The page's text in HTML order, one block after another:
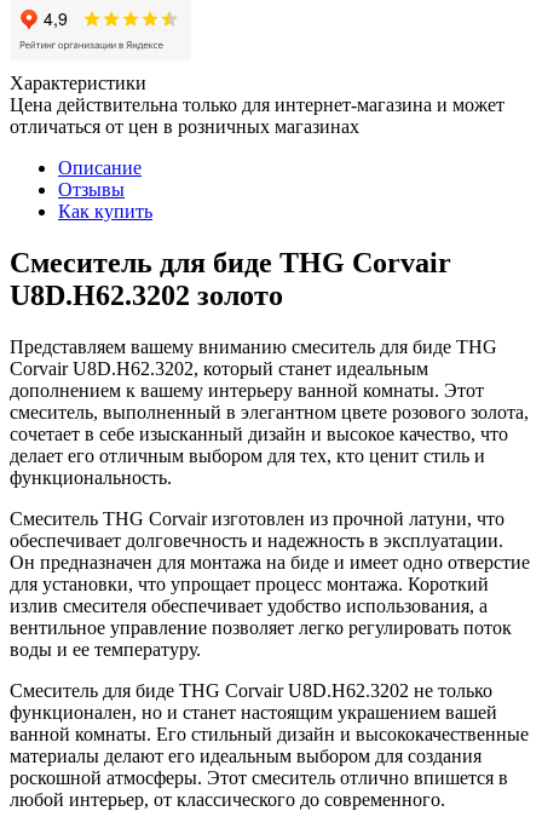
Характеристики
Цена действительна только для интернет-магазина и может
отличаться от цен в розничных магазинах
Описание
Отзывы
Как купить
Смеситель для биде THG Corvair
U8D.H62.3202 золото
Представляем вашему вниманию смеситель для биде THG
Corvair U8D.H62.3202, который станет идеальным
дополнением к вашему интерьеру ванной комнаты. Этот
смеситель, выполненный в элегантном цвете розового золота,
сочетает в себе изысканный дизайн и высокое качество, что
делает его отличным выбором для тех, кто ценит стиль и
функциональность.
Смеситель THG Corvair изготовлен из прочной латуни, что
обеспечивает долговечность и надежность в эксплуатации.
Он предназначен для монтажа на биде и имеет одно отверстие
для установки, что упрощает процесс монтажа. Короткий
излив смесителя обеспечивает удобство использования, а
вентильное управление позволяет легко регулировать поток
воды и ее температуру.
Смеситель для биде THG Corvair U8D.H62.3202 не только
функционален, но и станет настоящим украшением вашей
ванной комнаты. Его стильный дизайн и высококачественные
материалы делают его идеальным выбором для создания
роскошной атмосферы. Этот смеситель отлично впишется в
любой интерьер, от классического до современного.